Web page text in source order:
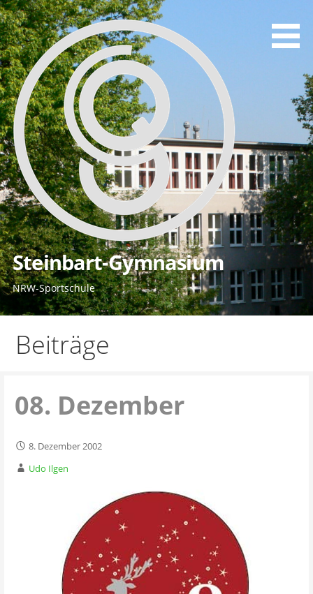
Zum
Inhalt
springen
Steinbart-Gymnasium
NRW-Sportschule
Beiträge
08. Dezember
8. Dezember 2002
Udo Ilgen